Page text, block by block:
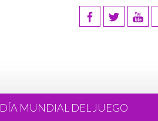
DÍA MUNDIAL DEL JUEGO